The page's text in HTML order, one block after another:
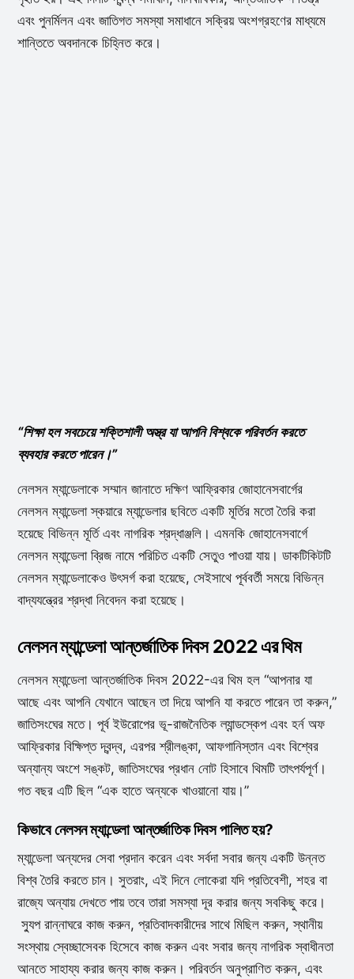
এবং পুনর্মিলন এবং জাতিগত সমস্যা সমাধানে সক্রিয় অংশগ্রহণের মাধ্যমে
শান্তিতে অবদানকে চিহ্নিত করে।
“শিক্ষা হল সবচেয়ে শক্তিশালী অস্ত্র যা আপনি বিশ্বকে পরিবর্তন করতে
ব্যবহার করতে পারেন।”
নেলসন ম্যান্ডেলাকে সম্মান জানাতে দক্ষিণ আফ্রিকার জোহানেসবার্গের
নেলসন ম্যান্ডেলা স্কয়ারে ম্যান্ডেলার ছবিতে একটি মূর্তির মতো তৈরি করা
হয়েছে বিভিন্ন মূর্তি এবং নাগরিক শ্রদ্ধাঞ্জলি। এমনকি জোহানেসবার্গে
নেলসন ম্যান্ডেলা ব্রিজ নামে পরিচিত একটি সেতুও পাওয়া যায়। ডাকটিকিটটি
নেলসন ম্যান্ডেলাকেও উৎসর্গ করা হয়েছে, সেইসাথে পূর্ববর্তী সময়ে বিভিন্ন
বাদ্যযন্ত্রের শ্রদ্ধা নিবেদন করা হয়েছে।
নেলসন ম্যান্ডেলা আন্তর্জাতিক দিবস 2022 এর থিম
নেলসন ম্যান্ডেলা আন্তর্জাতিক দিবস 2022-এর থিম হল “আপনার যা
আছে এবং আপনি যেখানে আছেন তা দিয়ে আপনি যা করতে পারেন তা করুন,”
জাতিসংঘের মতে। পূর্ব ইউরোপের ভূ-রাজনৈতিক ল্যান্ডস্কেপ এবং হর্ন অফ
আফ্রিকার বিক্ষিপ্ত দ্বন্দ্ব, এরপর শ্রীলঙ্কা, আফগানিস্তান এবং বিশ্বের
অন্যান্য অংশে সঙ্কট, জাতিসংঘের প্রধান নোট হিসাবে থিমটি তাৎপর্যপূর্ণ।
গত বছর এটি ছিল “এক হাতে অন্যকে খাওয়ানো যায়।”
কিভাবে নেলসন ম্যান্ডেলা আন্তর্জাতিক দিবস পালিত হয়?
ম্যান্ডেলা অন্যদের সেবা প্রদান করেন এবং সর্বদা সবার জন্য একটি উন্নত
বিশ্ব তৈরি করতে চান। সুতরাং, এই দিনে লোকেরা যদি প্রতিবেশী, শহর বা
রাজ্যে অন্যায় দেখতে পায় তবে তারা সমস্যা দূর করার জন্য সবকিছু করে।
স্যুপ রান্নাঘরে কাজ করুন, প্রতিবাদকারীদের সাথে মিছিল করুন, স্থানীয়
সংস্থায় স্বেচ্ছাসেবক হিসেবে কাজ করুন এবং সবার জন্য নাগরিক স্বাধীনতা
আনতে সাহায্য করার জন্য কাজ করুন। পরিবর্তন অনুপ্রাণিত করুন, এবং